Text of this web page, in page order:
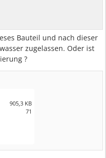
Bauteil und nach dieser
zugelassen. Oder ist
?
905,3 KB
71